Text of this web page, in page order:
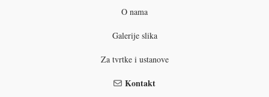
O nama
Galerije slika
Za tvrtke i ustanove
Kontakt